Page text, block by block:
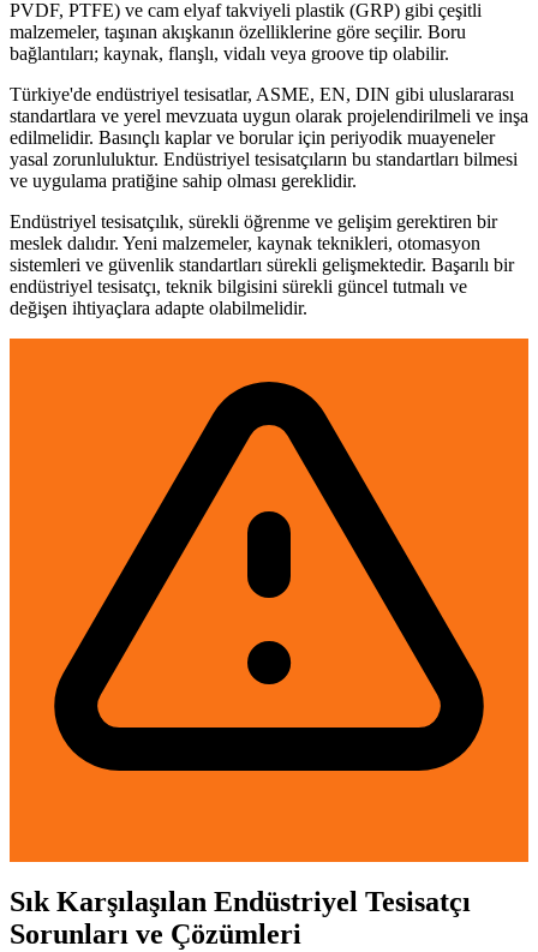
PVDF, PTFE) ve cam elyaf takviyeli plastik (GRP) gibi çeşitli
malzemeler, taşınan akışkanın özelliklerine göre seçilir. Boru
bağlantıları; kaynak, flanşlı, vidalı veya groove tip olabilir.
Türkiye'de endüstriyel tesisatlar, ASME, EN, DIN gibi uluslararası
standartlara ve yerel mevzuata uygun olarak projelendirilmeli ve inşa
edilmelidir. Basınçlı kaplar ve borular için periyodik muayeneler
yasal zorunluluktur. Endüstriyel tesisatçıların bu standartları bilmesi
ve uygulama pratiğine sahip olması gereklidir.
Endüstriyel tesisatçılık, sürekli öğrenme ve gelişim gerektiren bir
meslek dalıdır. Yeni malzemeler, kaynak teknikleri, otomasyon
sistemleri ve güvenlik standartları sürekli gelişmektedir. Başarılı bir
endüstriyel tesisatçı, teknik bilgisini sürekli güncel tutmalı ve
değişen ihtiyaçlara adapte olabilmelidir.
Sık Karşılaşılan Endüstriyel Tesisatçı
Sorunları ve Çözümleri